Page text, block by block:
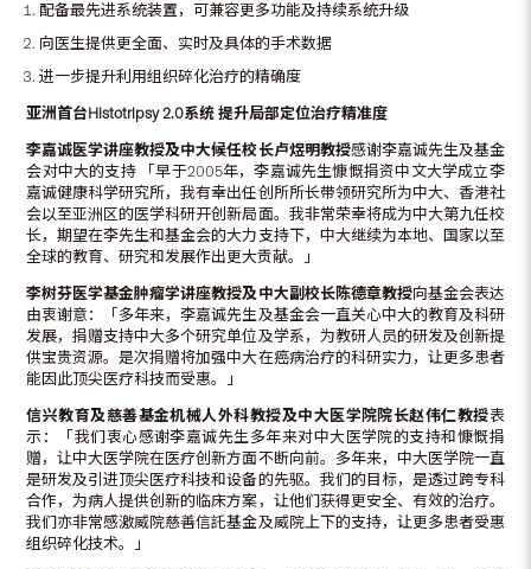
配备最先进系统装置，可兼容更多功能及持续系统升级
向医生提供更全面、实时及具体的手术数据
进一步提升利用组织碎化治疗的精确度
亚洲首台Histotripsy 2.0系统 提升局部定位治疗精准度
李嘉诚医学讲座教授及中大候任校长卢煜明教授感谢李嘉诚先生及基金
会对中大的支持 「早于2005年，李嘉诚先生慷慨捐资中文大学成立李
嘉诚健康科学研究所，我有幸出任创所所长带领研究所为中大、香港社
会以至亚洲区的医学科研开创新局面。我非常荣幸将成为中大第九任校
长，期望在李先生和基金会的大力支持下，中大继续为本地、国家以至
全球的教育、研究和发展作出更大贡献。」
李树芬医学基金肿瘤学讲座教授及中大副校长陈德章教授向基金会表达
由衷谢意：「多年来，李嘉诚先生及基金会一直关心中大的教育及科研
发展，捐赠支持中大多个研究单位及学系，为教研人员的研发及创新提
供宝贵资源。是次捐赠将加强中大在癌病治疗的科研实力，让更多患者
能因此顶尖医疗科技而受惠。」
信兴教育及慈善基金机械人外科教授及中大医学院院长赵伟仁教授表
示：「我们衷心感谢李嘉诚先生多年来对中大医学院的支持和慷慨捐
赠，让中大医学院在医疗创新方面不断向前。多年来，中大医学院一直
是研发及引进顶尖医疗科技和设备的先驱。我们的目标，是透过跨专科
合作，为病人提供创新的临床方案，让他们获得更安全、有效的治疗。
我们亦非常感激威院慈善信託基金及威院上下的支持，让更多患者受惠
组织碎化技术。」